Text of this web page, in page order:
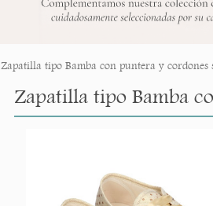
Zapatilla tipo Bamba con puntera y cordones
Zapatilla tipo Bamba